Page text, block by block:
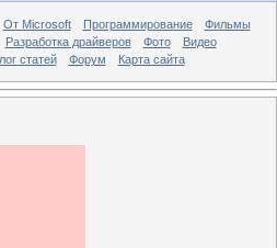
От Microsoft Программирование
Фильмы
Разработка драйверов Фото
Видео
статей Форум Карта сайта